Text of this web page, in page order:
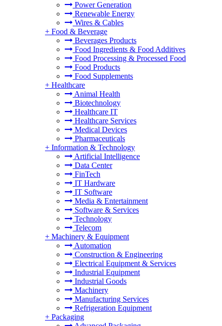
Power Generation
Renewable Energy
Wires & Cables
+ Food & Beverage
Beverages Products
Food Ingredients & Food Additives
Food Processing & Processed Food
Food Products
Food Supplements
+ Healthcare
Animal Health
Biotechnology
Healthcare IT
Healthcare Services
Medical Devices
Pharmaceuticals
+ Information & Technology
Artificial Intelligence
Data Center
FinTech
IT Hardware
IT Software
Media & Entertainment
Software & Services
Technology
Telecom
+ Machinery & Equipment
Automation
Construction & Engineering
Electrical Equipment & Services
Industrial Equipment
Industrial Goods
Machinery
Manufacturing Services
Refrigeration Equipment
+ Packaging